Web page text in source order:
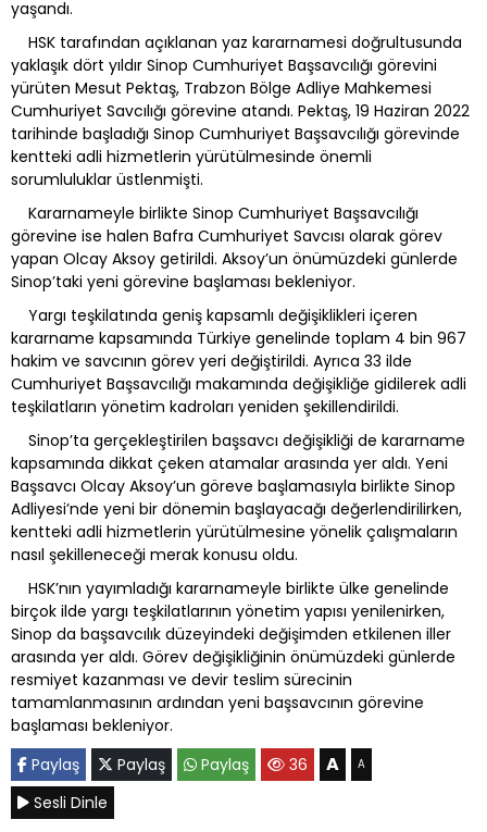
yaşandı.
HSK tarafından açıklanan yaz kararnamesi doğrultusunda
yaklaşık dört yıldır Sinop Cumhuriyet Başsavcılığı görevini
yürüten Mesut Pektaş, Trabzon Bölge Adliye Mahkemesi
Cumhuriyet Savcılığı görevine atandı. Pektaş, 19 Haziran 2022
tarihinde başladığı Sinop Cumhuriyet Başsavcılığı görevinde
kentteki adli hizmetlerin yürütülmesinde önemli
sorumluluklar üstlenmişti.
Kararnameyle birlikte Sinop Cumhuriyet Başsavcılığı
görevine ise halen Bafra Cumhuriyet Savcısı olarak görev
yapan Olcay Aksoy getirildi. Aksoy’un önümüzdeki günlerde
Sinop’taki yeni görevine başlaması bekleniyor.
Yargı teşkilatında geniş kapsamlı değişiklikleri içeren
kararname kapsamında Türkiye genelinde toplam 4 bin 967
hakim ve savcının görev yeri değiştirildi. Ayrıca 33 ilde
Cumhuriyet Başsavcılığı makamında değişikliğe gidilerek adli
teşkilatların yönetim kadroları yeniden şekillendirildi.
Sinop’ta gerçekleştirilen başsavcı değişikliği de kararname
kapsamında dikkat çeken atamalar arasında yer aldı. Yeni
Başsavcı Olcay Aksoy’un göreve başlamasıyla birlikte Sinop
Adliyesi’nde yeni bir dönemin başlayacağı değerlendirilirken,
kentteki adli hizmetlerin yürütülmesine yönelik çalışmaların
nasıl şekilleneceği merak konusu oldu.
HSK’nın yayımladığı kararnameyle birlikte ülke genelinde
birçok ilde yargı teşkilatlarının yönetim yapısı yenilenirken,
Sinop da başsavcılık düzeyindeki değişimden etkilenen iller
arasında yer aldı. Görev değişikliğinin önümüzdeki günlerde
resmiyet kazanması ve devir teslim sürecinin
tamamlanmasının ardından yeni başsavcının görevine
başlaması bekleniyor.
Paylaş
Paylaş Paylaş 36 A A
Sesli Dinle